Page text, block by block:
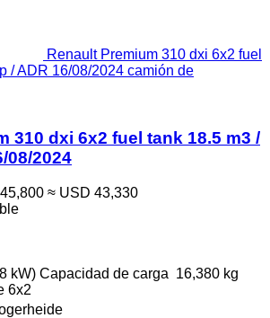
Renault Premium 310 dxi 6x2 fuel
/ ADR 16/08/2024 camión de
310 dxi 6x2 fuel tank 18.5 m3 /
08/2024
≈ USD 43,330
kW) Capacidad de carga 16,380 kg
6x2